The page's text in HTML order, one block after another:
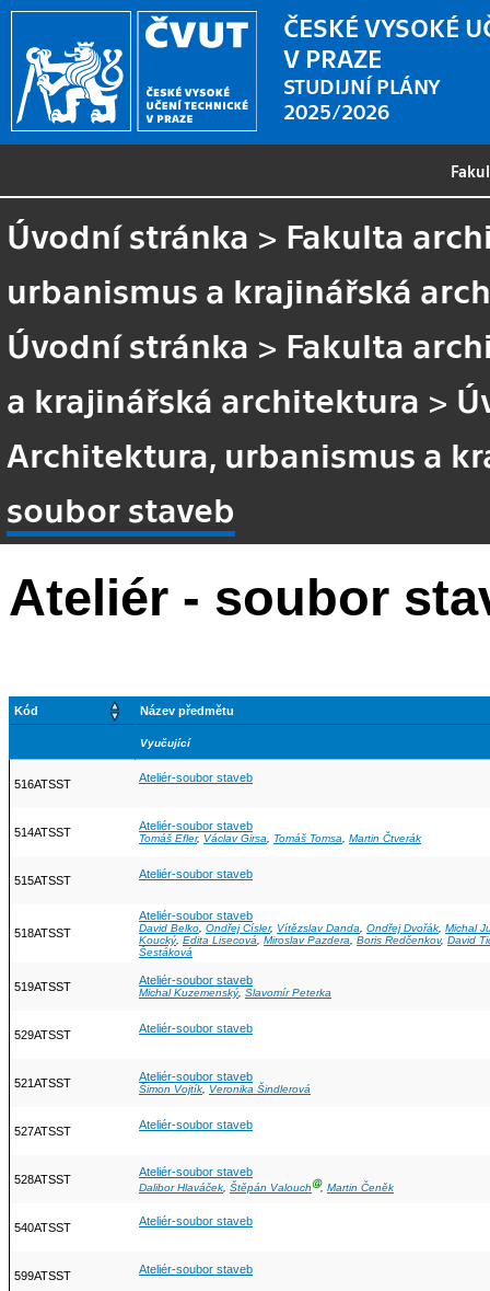
ČESKÉ VYSOKÉ
V PRAZE
STUDIJNÍ PLÁNY
2025/2026
Úvodní stránka > Fakulta
urbanismus a krajinářská
Úvodní stránka > Fakulta
a krajinářská architektura >
Architektura, urbanismus a
soubor staveb
Ateliér - soubor
Kód Název předmětu
Vyučující
516ATSST Ateliér-soubor staveb
514ATSST Ateliér-soubor staveb
Tomáš Efler, Václav Girsa, Tomáš Tomsa, Martin Čtverák
515ATSST Ateliér-soubor staveb
518ATSST
Ateliér-soubor staveb
David Belko, Ondřej Císler, Vítězslav Danda, Ondřej Dvořák, Michal
Koucký, Edita Lisecová, Miroslav Pazdera, Boris Redčenkov, David
Šestáková
519ATSST Ateliér-soubor staveb
Michal Kuzemenský, Slavomír Peterka
529ATSST Ateliér-soubor staveb
521ATSST Ateliér-soubor staveb
Šimon Vojtík, Veronika Šindlerová
527ATSST Ateliér-soubor staveb
528ATSST
Ateliér-soubor staveb
Dalibor Hlaváček, Štěpán ValouchⒼ, Martin Čeněk
540ATSST Ateliér-soubor staveb
599ATSST Ateliér-soubor staveb